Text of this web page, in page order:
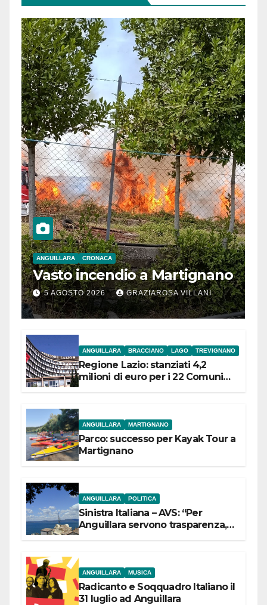
ANGUILLARA CRONACA
Vasto incendio a Martignano
5 AGOSTO 2026 GRAZIAROSA VILLANI
ANGUILLARA BRACCIANO LAGO TREVIGNANO
Regione Lazio: stanziati 4,2
milioni di euro per i 22 Comuni
ANGUILLARA MARTIGNANO
Parco: successo per Kayak Tour a
Martignano
ANGUILLARA POLITICA
Sinistra Italiana – AVS: “Per
Anguillara servono trasparenza,
ANGUILLARA MUSICA
Radicanto e Soqquadro Italiano il
31 luglio ad Anguillara